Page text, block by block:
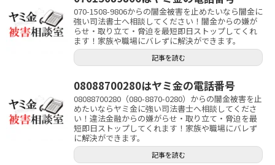
070-1508-9806からの闇金被害を止めたいなら闇金に
強い司法書士へ相談してください！闇金からの嫌が
らせ・取り立て・脅迫を最短即日ストップしてくれ
ます！家族や職場にバレずに解決ができます。
記事を読む
08088700280はヤミ金の電話番号
08088700280（080-8870-0280）からの闇金被害を止
めたいならヤミ金に強い司法書士へ相談してくださ
い！違法金融からの嫌がらせ・取り立て・脅迫を最
短即日ストップしてくれます！家族や職場にバレず
に解決ができます。
記事を読む